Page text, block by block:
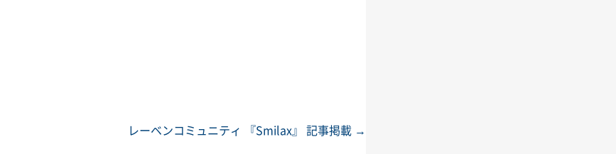
レーベンコミュニティ 『Smilax』 記事掲載 →